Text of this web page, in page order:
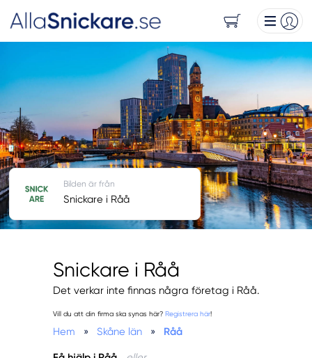
Snickare i Råå
Det verkar inte finnas några företag i Råå.
Vill du att din firma ska synas här? Registrera här!
Hem » Skåne län » Råå
Bilden är från
Snickare i Råå